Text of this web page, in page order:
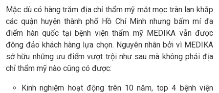
Mặc dù có hàng trăm địa chỉ thẩm mỹ mắt mọc tràn lan khắp
các quận huyện thành phố Hồ Chí Minh nhưng bấm mí đa
điểm hàn quốc tại bệnh viện thẩm mỹ MEDIKA vẫn được
đông đảo khách hàng lựa chọn. Nguyên nhân bởi vì MEDIKA
sở hữu những ưu điểm vượt trội như sau mà không phải địa
chỉ thẩm mỹ nào cũng có được:
Kinh nghiệm hoạt động trên 10 năm, top 4 bệnh viện